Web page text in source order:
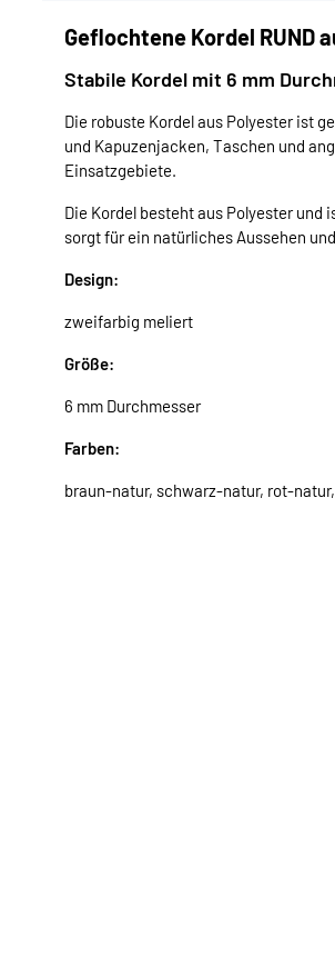
Geflochtene Kordel RUND
Stabile Kordel mit 6 mm
Die robuste Kordel aus Polyester ist
und Kapuzenjacken, Taschen und
Einsatzgebiete.
Die Kordel besteht aus Polyester
sorgt für ein natürliches Aussehen
Design:
zweifarbig meliert
Größe:
6 mm Durchmesser
Farben:
braun-natur, schwarz-natur, rot-